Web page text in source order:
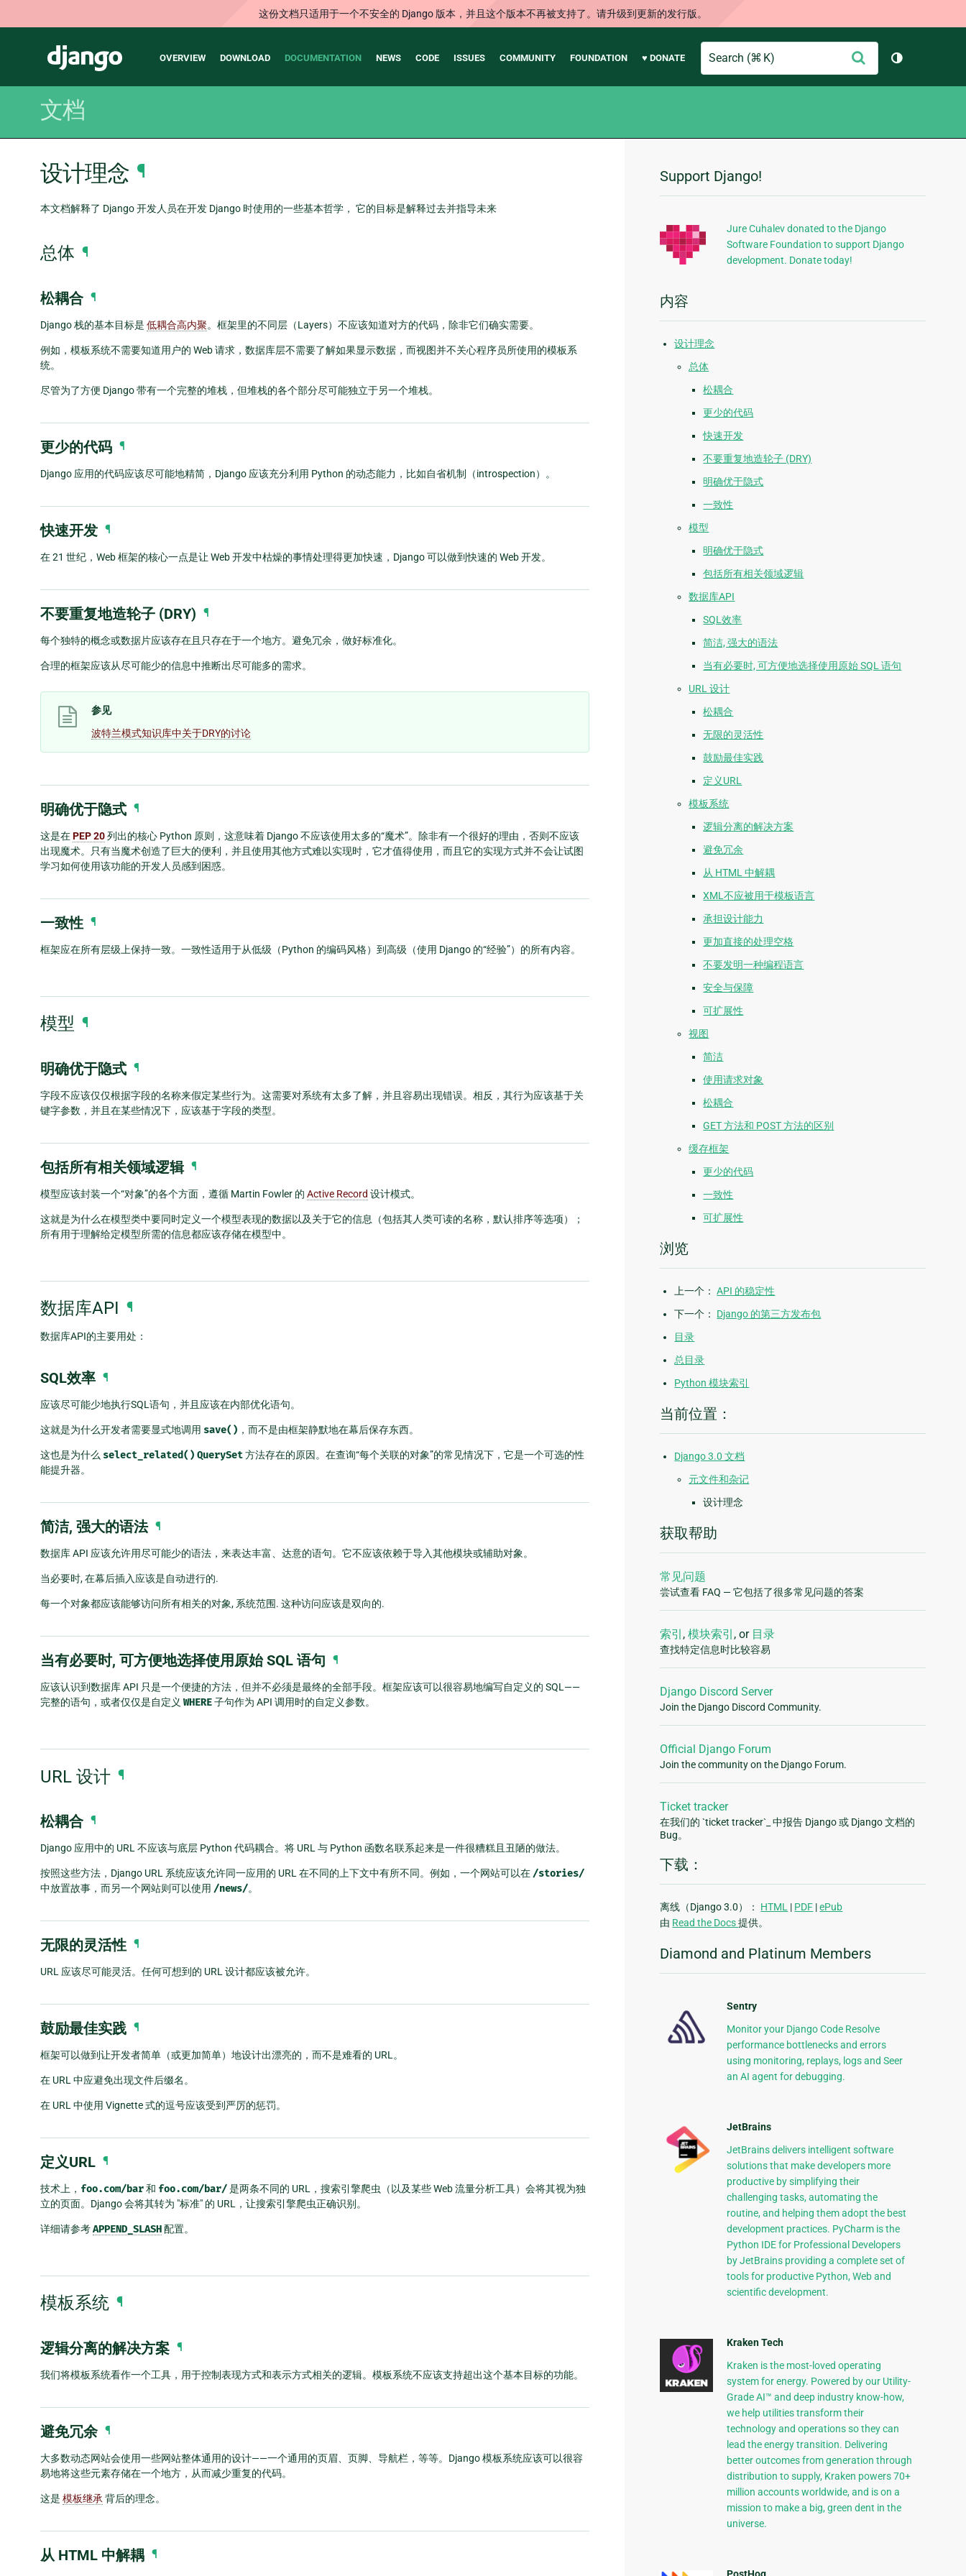
这份文档只适用于一个不安全的 Django 版本，并且这个版本不再被支持了。请升级到更新的发行版。
Django
Main
OVERVIEW DOWNLOAD DOCUMENTATION NEWS CODE ISSUES COMMUNITY FOUNDATION ♥ DONATE
Search
交
切换主题（
文档
设计理念 ¶
本文档解释了 Django 开发人员在开发 Django 时使用的一些基本哲学， 它的目标是解释过去并指导未来
总体 ¶
松耦合 ¶
Django 栈的基本目标是 低耦合高内聚。框架里的不同层（Layers）不应该知道对方的代码，除非它们确实需要。
例如，模板系统不需要知道用户的 Web 请求，数据库层不需要了解如果显示数据，而视图并不关心程序员所使用的模板系
统。
尽管为了方便 Django 带有一个完整的堆栈，但堆栈的各个部分尽可能独立于另一个堆栈。
更少的代码 ¶
Django 应用的代码应该尽可能地精简，Django 应该充分利用 Python 的动态能力，比如自省机制（introspection）。
快速开发 ¶
在 21 世纪，Web 框架的核心一点是让 Web 开发中枯燥的事情处理得更加快速，Django 可以做到快速的 Web 开发。
不要重复地造轮子 (DRY) ¶
每个独特的概念或数据片应该存在且只存在于一个地方。避免冗余，做好标准化。
合理的框架应该从尽可能少的信息中推断出尽可能多的需求。
参见
波特兰模式知识库中关于DRY的讨论
明确优于隐式 ¶
这是在PEP 20列出的核心 Python 原则，这意味着 Django 不应该使用太多的“魔术”。除非有一个很好的理由，否则不应该
出现魔术。只有当魔术创造了巨大的便利，并且使用其他方式难以实现时，它才值得使用，而且它的实现方式并不会让试图
学习如何使用该功能的开发人员感到困惑。
一致性 ¶
框架应在所有层级上保持一致。一致性适用于从低级（Python 的编码风格）到高级（使用 Django 的“经验”）的所有内容。
模型 ¶
明确优于隐式 ¶
字段不应该仅仅根据字段的名称来假定某些行为。这需要对系统有太多了解，并且容易出现错误。相反，其行为应该基于关
键字参数，并且在某些情况下，应该基于字段的类型。
包括所有相关领域逻辑 ¶
模型应该封装一个“对象”的各个方面，遵循 Martin Fowler 的 Active Record 设计模式。
这就是为什么在模型类中要同时定义一个模型表现的数据以及关于它的信息（包括其人类可读的名称，默认排序等选项）；
所有用于理解给定模型所需的信息都应该存储在模型中。
数据库API ¶
数据库API的主要用处：
SQL效率 ¶
应该尽可能少地执行SQL语句，并且应该在内部优化语句。
这就是为什么开发者需要显式地调用 save() ，而不是由框架静默地在幕后保存东西。
这也是为什么 select_related() QuerySet方法存在的原因。在查询“每个关联的对象”的常见情况下，它是一个可选的性
能提升器。
简洁, 强大的语法 ¶
数据库 API 应该允许用尽可能少的语法，来表达丰富、达意的语句。它不应该依赖于导入其他模块或辅助对象。
当必要时, 在幕后插入应该是自动进行的.
每一个对象都应该能够访问所有相关的对象, 系统范围. 这种访问应该是双向的.
当有必要时, 可方便地选择使用原始 SQL 语句 ¶
应该认识到数据库 API 只是一个便捷的方法，但并不必须是最终的全部手段。框架应该可以很容易地编写自定义的 SQL——
完整的语句，或者仅仅是自定义 WHERE子句作为 API 调用时的自定义参数。
URL 设计 ¶
松耦合 ¶
Django 应用中的 URL 不应该与底层 Python 代码耦合。将 URL 与 Python 函数名联系起来是一件很糟糕且丑陋的做法。
按照这些方法，Django URL 系统应该允许同一应用的 URL 在不同的上下文中有所不同。例如，一个网站可以在 /stories/
中放置故事，而另一个网站则可以使用 /news/。
无限的灵活性 ¶
URL 应该尽可能灵活。任何可想到的 URL 设计都应该被允许。
鼓励最佳实践 ¶
框架可以做到让开发者简单（或更加简单）地设计出漂亮的，而不是难看的 URL。
在 URL 中应避免出现文件后缀名。
在 URL 中使用 Vignette 式的逗号应该受到严厉的惩罚。
定义URL ¶
技术上， foo.com/bar和 foo.com/bar/是两条不同的 URL，搜索引擎爬虫（以及某些 Web 流量分析工具）会将其视为独
立的页面。Django 会将其转为 "标准" 的 URL，让搜索引擎爬虫正确识别。
详细请参考APPEND_SLASH配置。
模板系统 ¶
逻辑分离的解决方案 ¶
我们将模板系统看作一个工具，用于控制表现方式和表示方式相关的逻辑。模板系统不应该支持超出这个基本目标的功能。
避免冗余 ¶
大多数动态网站会使用一些网站整体通用的设计——一个通用的页眉、页脚、导航栏，等等。Django 模板系统应该可以很容
易地将这些元素存储在一个地方，从而减少重复的代码。
这是 模板继承 背后的理念。
从 HTML 中解耦 ¶
附
加
信
息
Support Django!
Jure Cuhalev donated to the Django
Software Foundation to support Django
development. Donate today!
内容
设计理念
总体
松耦合
更少的代码
快速开发
不要重复地造轮子 (DRY)
明确优于隐式
一致性
模型
明确优于隐式
包括所有相关领域逻辑
数据库API
SQL效率
简洁, 强大的语法
当有必要时, 可方便地选择使用原始 SQL 语句
URL 设计
松耦合
无限的灵活性
鼓励最佳实践
定义URL
模板系统
逻辑分离的解决方案
避免冗余
从 HTML 中解耦
XML不应被用于模板语言
承担设计能力
更加直接的处理空格
不要发明一种编程语言
安全与保障
可扩展性
视图
简洁
使用请求对象
松耦合
GET 方法和 POST 方法的区别
缓存框架
更少的代码
一致性
可扩展性
浏览
上一个：API 的稳定性
下一个： Django 的第三方发布包
目录
总目录
Python 模块索引
当前位置：
Django 3.0 文档
元文件和杂记
设计理念
获取帮助
常见问题
尝试查看 FAQ — 它包括了很多常见问题的答案
索引 ,模块索引 , or 目录
查找特定信息时比较容易
Django Discord Server
Join the Django Discord Community.
Official Django Forum
Join the community on the Django Forum.
Ticket tracker
在我们的 `ticket tracker`_ 中报告 Django 或 Django 文档的
Bug。
下载：
离线（Django 3.0）： HTML | PDF |ePub
由 Read the Docs提供。
Diamond and Platinum Members
Sentry
Monitor your Django Code Resolve
performance bottlenecks and errors
using monitoring, replays, logs and Seer
an AI agent for debugging.
JetBrains
JetBrains delivers intelligent software
solutions that make developers more
productive by simplifying their
challenging tasks, automating the
routine, and helping them adopt the best
development practices. PyCharm is the
Python IDE for Professional Developers
by JetBrains providing a complete set of
tools for productive Python, Web and
scientific development.
Kraken Tech
Kraken is the most-loved operating
system for energy. Powered by our Utility-
Grade AI™ and deep industry know-how,
we help utilities transform their
technology and operations so they can
lead the energy transition. Delivering
better outcomes from generation through
distribution to supply, Kraken powers 70+
million accounts worldwide, and is on a
mission to make a big, green dent in the
universe.